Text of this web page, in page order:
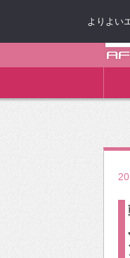
よりよい